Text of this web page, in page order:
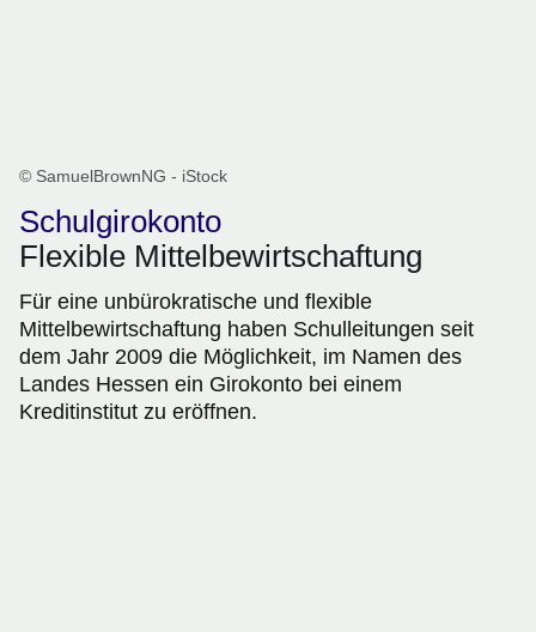
© SamuelBrownNG - iStock
Schulgirokonto
Flexible Mittelbewirtschaftung
Für eine unbürokratische und flexible
Mittelbewirtschaftung haben Schulleitungen seit
dem Jahr 2009 die Möglichkeit, im Namen des
Landes Hessen ein Girokonto bei einem
Kreditinstitut zu eröffnen.